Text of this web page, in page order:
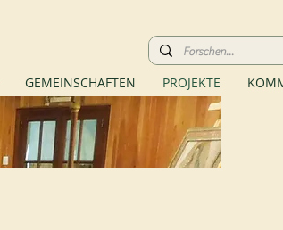
GEMEINSCHAFTEN PROJEKTE